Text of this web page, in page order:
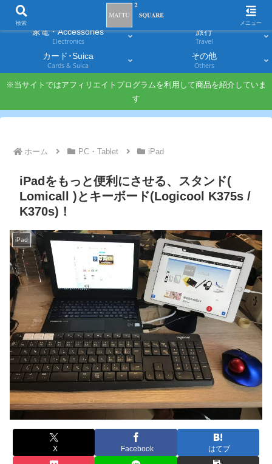
家電・Accessories
Electronics
旅行
Travel
カード･Suica
Cards & Suica
その他
Others
※当サイトではアフィリエイトプログラムを利用して商品を紹介していま
す
ホーム PC・Tablet iPad
iPadをもっと便利にさせる、スタンド(
Lomicall )とキーボード(Logicool K375s /
K370s)！
iPad
X Facebook はてブ
検索 メニュー